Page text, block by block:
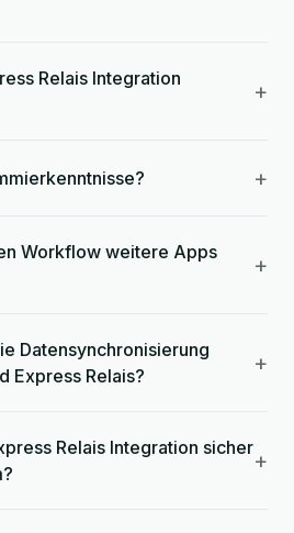
Relais Integration
+
+
Workflow weitere Apps
+
Datensynchronisierung
Express Relais?
+
Relais Integration sicher+